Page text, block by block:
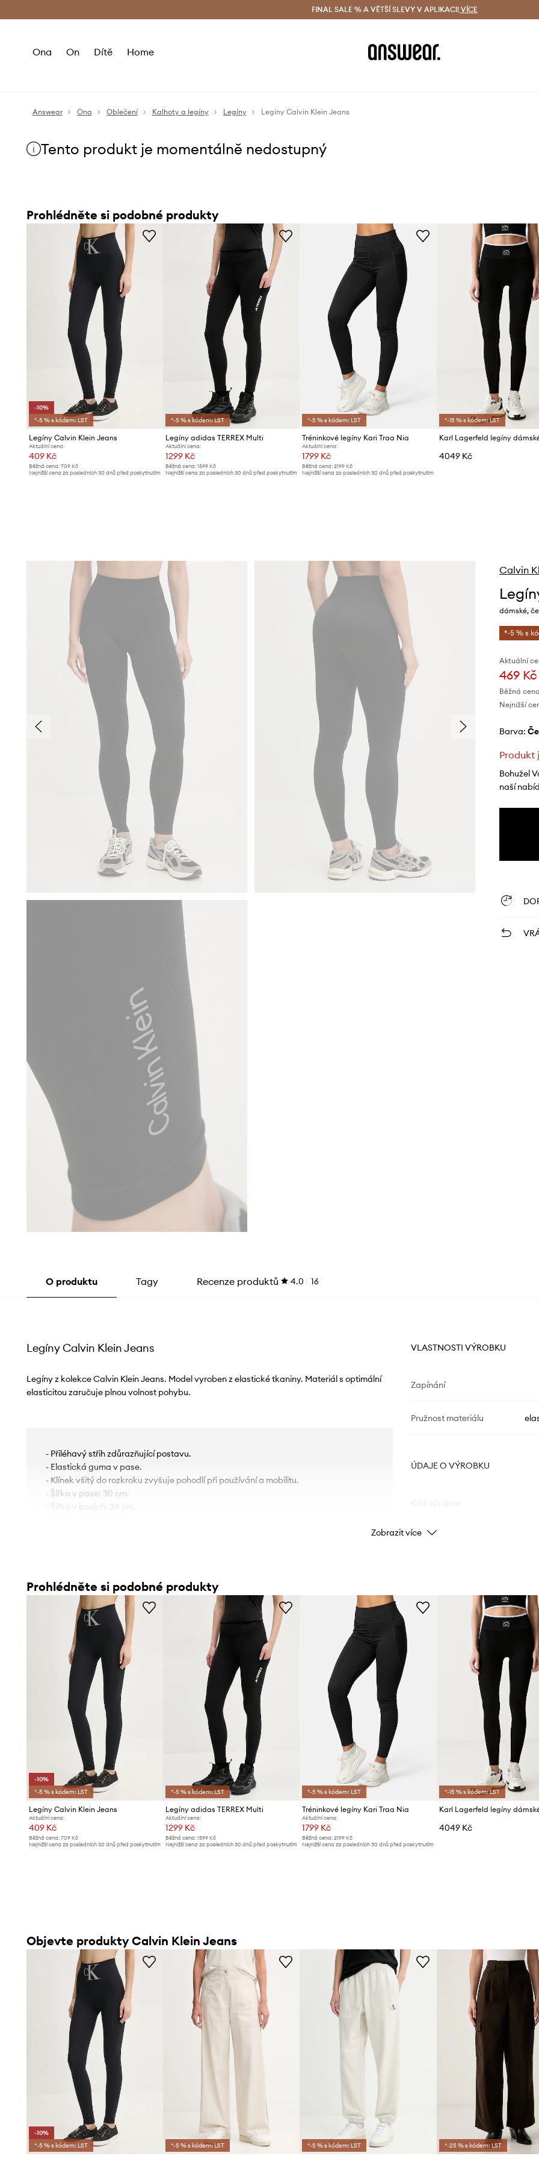
Doručení a vrácení zdarma (od 1800 Kč) Doručení i do 24 h
FINAL SALE % A VĚTŠÍ SLEVY V APLIKACI! VÍCE
Ona On Dítě Home
Answear Ona Oblečení Kalhoty a legíny Legíny Legíny Calvin Klein Jeans
Tento produkt je momentálně nedostupný
Prohlédněte si podobné produkty
-10%
*-5 % s kódem: LST
Legíny Calvin Klein Jeans
Aktuální cena:
409 Kč
Běžná cena: 709 Kč
Nejnižší cena za posledních 30 dnů před poskytnutím
*-5 % s kódem: LST
Legíny adidas TERREX Multi
Aktuální cena:
1299 Kč
Běžná cena:1599 Kč
Nejnižší cena za posledních 30 dnů před poskytnutím
*-5 % s kódem: LST
Tréninkové legíny Kari Traa Nia
Aktuální cena:
1799 Kč
Běžná cena: 2199 Kč
Nejnižší cena za posledních 30 dnů před poskytnutím
*-15 % s kódem: LST
Karl Lagerfeld legíny
4049 Kč
Calvin
dámské,
*-5 % s
Aktuální
469 Kč
Běžná
Nejnižší
Barva:
Produkt
Bohužel
naší
O produktu Tagy Recenze produktů 4.0 16
Legíny Calvin Klein Jeans
Legíny z kolekce Calvin Klein Jeans. Model vyroben z elastické tkaniny. Materiál s optimální
elasticitou zaručuje plnou volnost pohybu.
- Přiléhavý střih zdůrazňující postavu.
- Elastická guma v pase.
- Klínek všitý do rozkroku zvyšuje pohodlí při používání a mobilitu.
- Šířka v pase: 30 cm.
- Šířka v bocích: 34 cm.
VLASTNOSTI VÝROBKU
Zapínání
Pružnost materiálu
ÚDAJE O VÝROBKU
Barva
ID produktu
Zobrazit více
Prohlédněte si podobné produkty
-10%
*-5 % s kódem: LST
Legíny Calvin Klein Jeans
Aktuální cena:
409 Kč
Běžná cena: 709 Kč
Nejnižší cena za posledních 30 dnů před poskytnutím
*-5 % s kódem: LST
Legíny adidas TERREX Multi
Aktuální cena:
1299 Kč
Běžná cena:1599 Kč
Nejnižší cena za posledních 30 dnů před poskytnutím
*-5 % s kódem: LST
Tréninkové legíny Kari Traa Nia
Aktuální cena:
1799 Kč
Běžná cena: 2199 Kč
Nejnižší cena za posledních 30 dnů před poskytnutím
*-15 % s kódem: LST
Karl Lagerfeld legíny
4049 Kč
Objevte produkty Calvin Klein Jeans
-10%
*-5 % s kódem: LST
*-5 % s kódem: LST *-5 % s kódem: LST *-25 % s kódem: LST